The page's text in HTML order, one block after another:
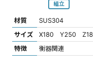
組立
材質
SUS304
サイズ
X180 Y250
特徴
衡器関連